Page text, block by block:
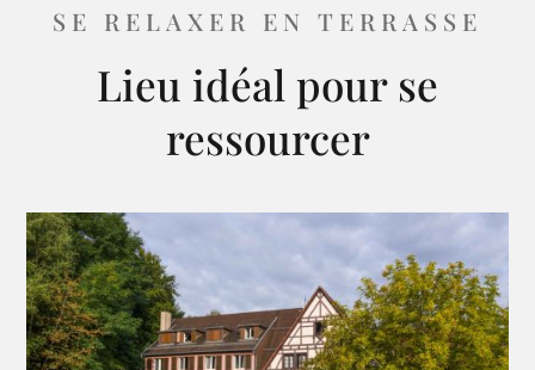
SE RELAXER EN TERRASSE
Lieu idéal pour se
ressourcer